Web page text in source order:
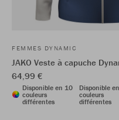
FEMMES DYNAMIC
JAKO Veste à capuche
64,99 €
Disponible en 10
couleurs
différentes
Disponible
couleurs
différentes